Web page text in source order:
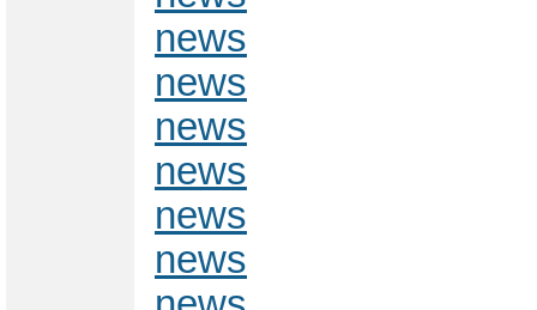
news
news
news
news
news
news